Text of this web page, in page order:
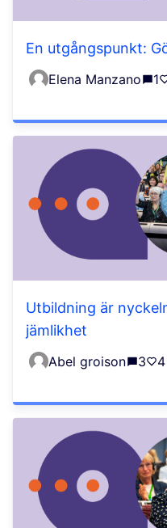
En utgångspunkt:
Elena Manzano 1
Utbildning är
jämlikhet
Abel groison 3 4